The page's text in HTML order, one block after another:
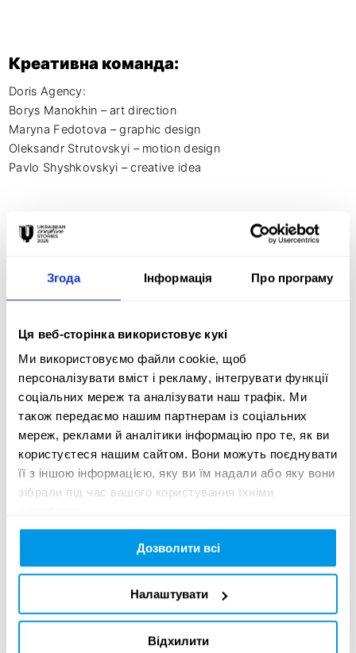
Згода Інформація Про програму
Ця веб-сторінка використовує кукі
Ми використовуємо файли cookie, щоб
персоналізувати вміст і рекламу, інтегрувати функції
соціальних мереж та аналізувати наш трафік. Ми
також передаємо нашим партнерам із соціальних
мереж, реклами й аналітики інформацію про те, як ви
користуєтеся нашим сайтом. Вони можуть поєднувати
її з іншою інформацією, яку ви їм надали або яку вони
зібрали під час вашого користування їхніми
Дозволити всі
Налаштувати
Відхилити
Креативна команда:
Doris Agency:
Borys Manokhin – art direction
Maryna Fedotova – graphic design
Oleksandr Strutovskyi – motion design
Pavlo Shyshkovskyi – creative idea
Zhytomyr – one of the few Ukraіnian cities that has its own
logo, which is really “its own”, not formal or just in a creators’
Logo, created by us in 2014, quickly became part of the
DNA of the city. It is a constant presence in the routine life
of every resident who has dealings with the city council,
celebrates City Day or those who just spend time at
weekends walking in the city centre.
But the routine of normal life stopped on the 24th of
February. The war came to Ukraine and the quiet, peaceful
and friendly city had to change. Zhytomyr had to show its
defend itself. Alongside this the logo has had to transform to
represent and reflect this change.
There was a lot of communication of information at this time.
The city Mayor addressed the people regularly throughout
each day, social media of the utilities were full of messages,
the city news portals were renewed minute by minute. All of